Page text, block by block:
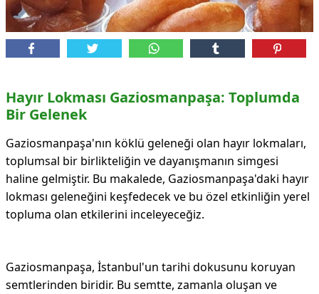
Hayır Lokması Gaziosmanpaşa: Toplumda
Bir Gelenek
Gaziosmanpaşa'nın köklü geleneği olan hayır lokmaları,
toplumsal bir birlikteliğin ve dayanışmanın simgesi
haline gelmiştir. Bu makalede, Gaziosmanpaşa'daki hayır
lokması geleneğini keşfedecek ve bu özel etkinliğin yerel
topluma olan etkilerini inceleyeceğiz.
Gaziosmanpaşa, İstanbul'un tarihi dokusunu koruyan
semtlerinden biridir. Bu semtte, zamanla oluşan ve